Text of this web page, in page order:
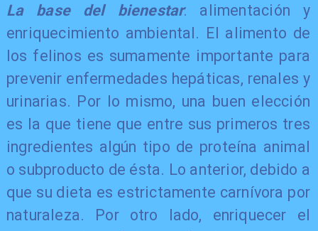
La base del bienestar: alimentación y
enriquecimiento ambiental. El alimento de
los felinos es sumamente importante para
prevenir enfermedades hepáticas, renales y
urinarias. Por lo mismo, una buen elección
es la que tiene que entre sus primeros tres
ingredientes algún tipo de proteína animal
o subproducto de ésta. Lo anterior, debido a
que su dieta es estrictamente carnívora por
naturaleza. Por otro lado, enriquecer el